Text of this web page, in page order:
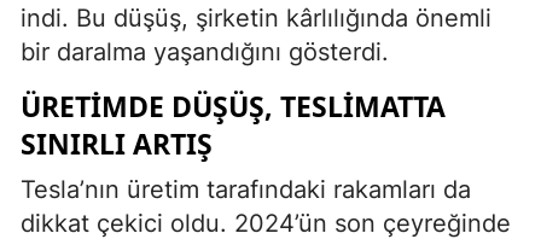
indi. Bu düşüş, şirketin kârlılığında önemli
bir daralma yaşandığını gösterdi.
ÜRETIMDE DÜŞÜŞ, TESLIMATTA
SINIRLI ARTIŞ
Tesla’nın üretim tarafındaki rakamları da
dikkat çekici oldu. 2024’ün son çeyreğinde